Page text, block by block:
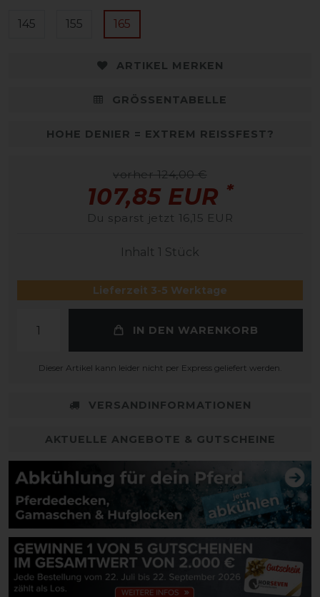
145 155 165
ARTIKEL MERKEN
GRÖSSENTABELLE
HOHE DENIER = EXTREM REISSFEST?
vorher 124,00 €
107,85 EUR *
Du sparst jetzt 16,15 EUR
Inhalt 1 Stück
Lieferzeit 3-5 Werktage
IN DEN WARENKORB
Dieser Artikel kann leider nicht per Express geliefert werden.
VERSANDINFORMATIONEN
AKTUELLE ANGEBOTE & GUTSCHEINE